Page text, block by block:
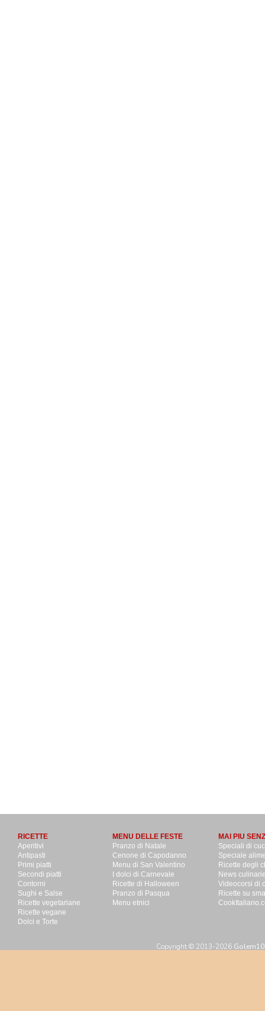
RICETTE
Aperitivi
Antipasti
Primi piatti
Secondi piatti
Contorni
Sughi e Salse
Ricette vegetariane
Ricette vegane
Dolci e Torte
MENU DELLE FESTE
Pranzo di Natale
Cenone di Capodanno
Menu di San Valentino
I dolci di Carnevale
Ricette di Halloween
Pranzo di Pasqua
Menu etnici
MAI PIU
Speciali di
Speciale
Ricette degli
News
Videocorsi di
Ricette su
Copyright © 2013-2026